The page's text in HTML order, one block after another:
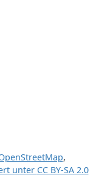
,
unter CC BY-SA 2.0